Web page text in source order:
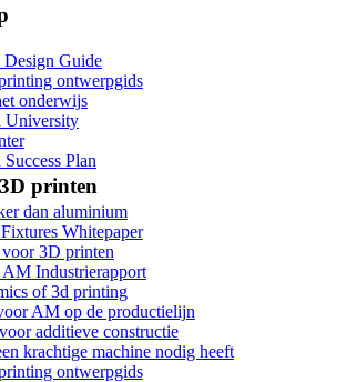
Design Guide
ontwerpgids
onderwijs
University
Plan
printen
dan aluminium
Whitepaper
3D printen
Industrierapport
of 3d printing
AM op de productielijn
additieve constructie
krachtige machine nodig heeft
ontwerpgids